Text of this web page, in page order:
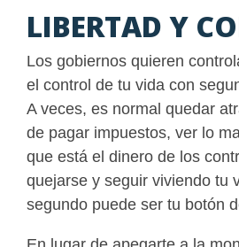
LIBERTAD Y
Los gobiernos quieren
el control de tu vida con
A veces, es normal quedar
de pagar impuestos, ver lo
que está el dinero de los
quejarse y seguir viviendo tu
segundo puede ser tu botón